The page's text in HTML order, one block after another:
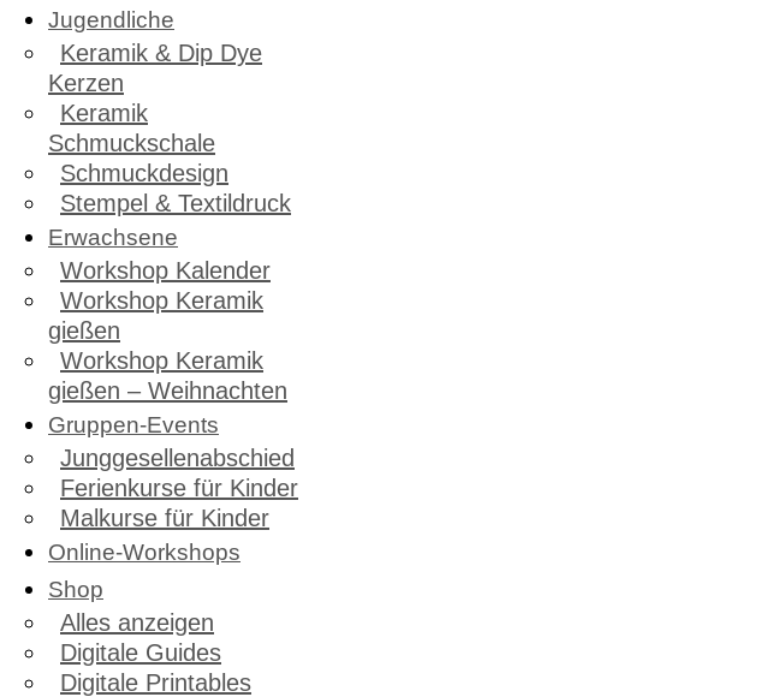
Jugendliche
Keramik & Dip Dye
Kerzen
Keramik
Schmuckschale
Schmuckdesign
Stempel & Textildruck
Erwachsene
Workshop Kalender
Workshop Keramik
gießen
Workshop Keramik
gießen – Weihnachten
Gruppen-Events
Junggesellenabschied
Ferienkurse für Kinder
Malkurse für Kinder
Online-Workshops
Shop
Alles anzeigen
Digitale Guides
Digitale Printables